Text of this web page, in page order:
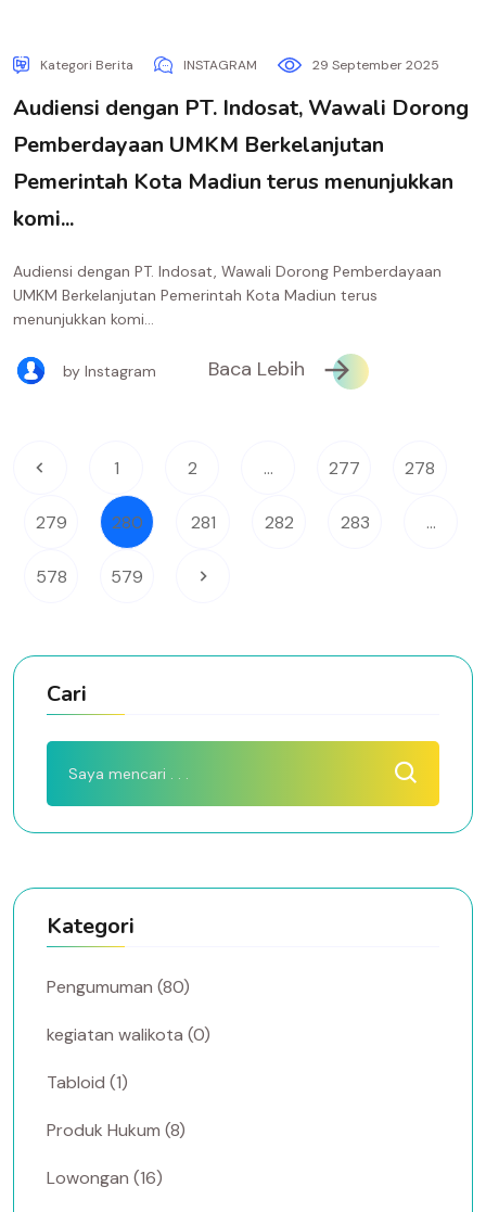
Kategori Berita INSTAGRAM 29 September 2025
Audiensi dengan PT. Indosat, Wawali Dorong
Pemberdayaan UMKM Berkelanjutan
Pemerintah Kota Madiun terus menunjukkan
komi...
Audiensi dengan PT. Indosat, Wawali Dorong Pemberdayaan
UMKM Berkelanjutan Pemerintah Kota Madiun terus
menunjukkan komi...
by Instagram Baca Lebih
1 2 ... 277 278
279 280 281 282 283 ...
578 579
Cari
Kategori
Pengumuman (80)
kegiatan walikota (0)
Tabloid (1)
Produk Hukum (8)
Lowongan (16)